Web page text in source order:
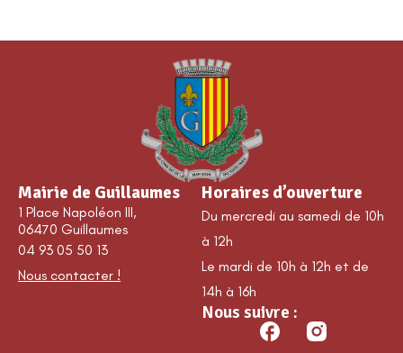
Mairie de Guillaumes
1 Place Napoléon III,
06470 Guillaumes
04 93 05 50 13
Nous contacter !
Horaires d’ouverture
Du mercredi au samedi de 10h
à 12h
Le mardi de 10h à 12h et de
14h à 16h
Nous suivre :